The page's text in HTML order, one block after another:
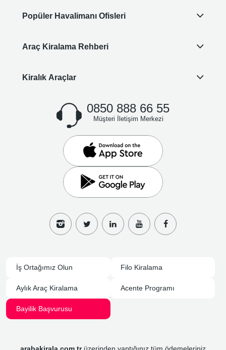
Popüler Havalimanı Ofisleri
Araç Kiralama Rehberi
Kiralık Araçlar
0850 888 66 55
Müşteri İletişim Merkezi
İş Ortağımız Olun Filo Kiralama
Aylık Araç Kiralama Acente Programı
Bayilik Başvurusu